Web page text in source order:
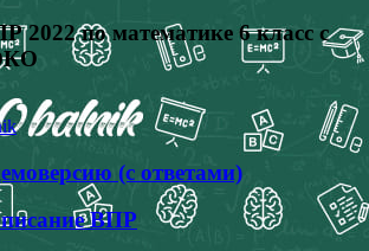
2022 по математике 6 класс с
(с ответами)
ВПР